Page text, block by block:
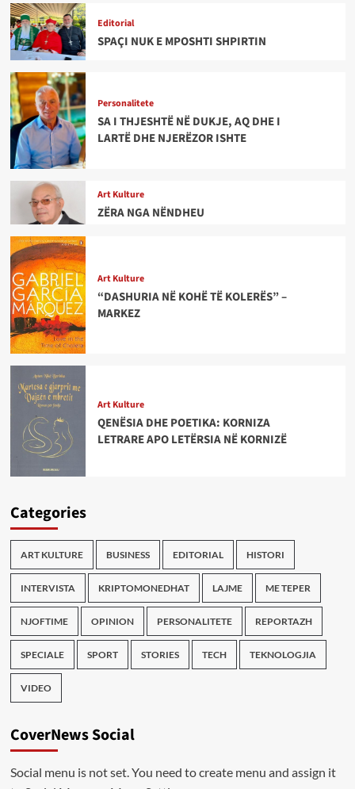
Editorial
SPAÇI NUK E MPOSHTI SHPIRTIN
Personalitete
SA I THJESHTË NË DUKJE, AQ DHE I
LARTË DHE NJERËZOR ISHTE
Art Kulture
ZËRA NGA NËNDHEU
Art Kulture
“DASHURIA NË KOHË TË KOLERËS” –
MARKEZ
Art Kulture
QENËSIA DHE POETIKA: KORNIZA
LETRARE APO LETËRSIA NË KORNIZË
Categories
ART KULTURE BUSINESS EDITORIAL HISTORI
INTERVISTA KRIPTOMONEDHAT LAJME ME TEPER
NJOFTIME OPINION PERSONALITETE REPORTAZH
SPECIALE SPORT STORIES TECH TEKNOLOGJIA
VIDEO
CoverNews Social
Social menu is not set. You need to create menu and assign it